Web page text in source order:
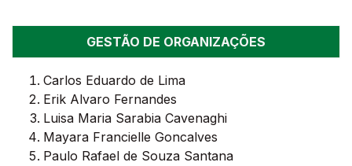
GESTÃO DE ORGANIZAÇÕES
Carlos Eduardo de Lima
Erik Alvaro Fernandes
Luisa Maria Sarabia Cavenaghi
Mayara Francielle Goncalves
Paulo Rafael de Souza Santana